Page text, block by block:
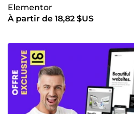
Elementor
À partir de 18,82 $US